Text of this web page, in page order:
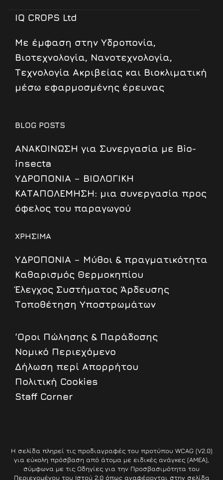
IQ CROPS Ltd
Mε έμφαση στην Υδροπονία,
Βιοτεχνολογία, Νανοτεχνολογία,
Τεχνολογία Ακριβείας και Βιοκλιματική
μέσω εφαρμοσμένης έρευνας
BLOG POSTS
ΑΝΑΚΟΙΝΩΣΗ για Συνεργασία με Bio-
insecta
ΥΔΡΟΠΟΝΙΑ – ΒΙΟΛΟΓΙΚΗ
ΚΑΤΑΠΟΛΕΜΗΣΗ: μια συνεργασία προς
όφελος του παραγωγού
ΧΡΗΣΙΜΑ
ΥΔΡΟΠΟΝΙΑ – Μύθοι & πραγματικότητα
Καθαρισμός Θερμοκηπίου
Έλεγχος Συστήματος Άρδευσης
Τοποθέτηση Υποστρωμάτων
‘Οροι Πώλησης & Παράδοσης
Nομικό Περιεχόμενο
Δήλωση περί Απορρήτου
Πολιτική Cookies
Staff Corner
Η σελίδα πληρεί τις προδιαγραφές του προτύπου WCAG (V2.0)
για εύκολη πρόσβαση από άτομα με ειδικές ανάγκες (ΑΜΕΑ),
σύμφωνα με τις Οδηγίες για την Προσβασιμότητα του
Περιεχομένου του Ιστού 2.0 όπως αναφέρονται στην σελίδα